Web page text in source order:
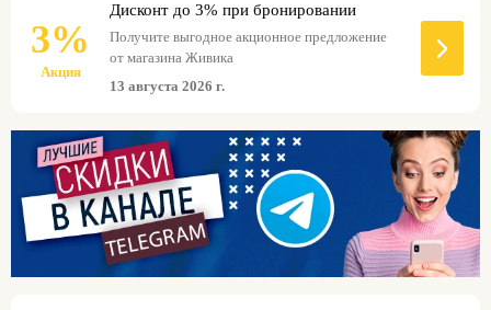
следите за актуальными предложениями!
3%
Акция
Дисконт до 3% при бронировании
Получите выгодное акционное предложение
от магазина Живика
13 августа 2026 г.